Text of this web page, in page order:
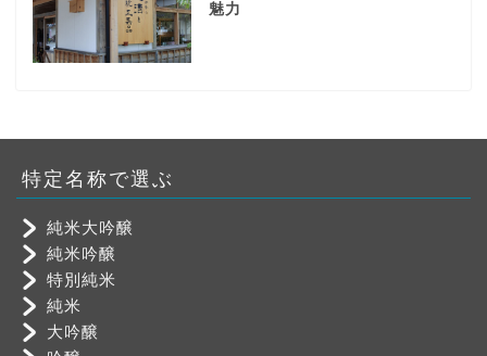
魅力
特定名称で選ぶ
純米大吟醸
純米吟醸
特別純米
純米
大吟醸